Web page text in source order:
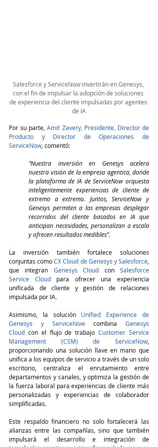
Salesforce y ServiceNow invertirán en Genesys,
con el fin de impulsar la adopción de soluciones
de experiencia del cliente impulsadas por agentes
de IA
Por su parte, Amit Zavery, Presidente, Director de
Producto y Director de Operaciones de
ServiceNow , comentó:
“Nuestra inversión en Genesys acelera
nuestra visión de la empresa agentica, donde
la plataforma de IA de ServiceNow orquesta
inteligentemente experiencias de cliente de
extremo a extremo. Juntos, ServiceNow y
Genesys permiten a las empresas desplegar
recorridos del cliente basados en IA que
anticipan necesidades, personalizan a escala
y ofrecen resultados medibles”.
La inversión también fortalece soluciones
conjuntas como CX Cloud de Genesys y Salesforce
que integran Genesys Cloud con Salesforce
Service Cloud para ofrecer una experiencia
unificada de cliente y gestión de relaciones
impulsada por IA.
Asimismo, la solución Unified Experience de
Genesys y ServiceNow combina Genesys
Cloud con el flujo de trabajo Customer Service
Management (CSM) de ServiceNow
proporcionando una solución llave en mano que
unifica a los equipos de servicio a través de un solo
escritorio, centraliza el enrutamiento entre
departamentos y canales, y optimiza la gestión de
la fuerza laboral para experiencias de cliente más
personalizadas y experiencias de colaborador
simplificadas.
Este respaldo financiero no solo fortalecerá las
alianzas entre las compañías, sino que también
impulsará el desarrollo e integración de